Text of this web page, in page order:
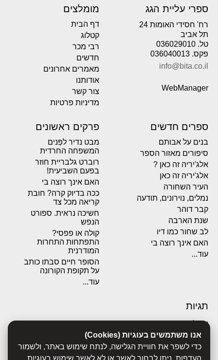
אנו משתמשים בעוגיות (Cookies)
כדי לשפר את חוויית הגלישה, לנתח שימוש באתר, ולשמור
העדפות. ניתן לבחור לאשר או לא לאשר שימוש בעוגיות
ספרי עליית הגג
רח' חסידי האומות 24
תל אביב
טל. 036029010
פקס. 036040013
info@bita.co.il
WebManager
מומלצים
דף הבית
קטלוג
רבי מכר
חדשים
מאמרים אחרונים
אודותנו
צור קשר
מדיניות פרטיות
ספרים חדשים
בנים על אבותם
סיפורים מאזור הספר
אלג'יריה זה כאן ?
אלג'יריה זה כאן
העיר השחורה
נמלים, נוירונים, תודעה
קבר דוהר
שנת הארבה
לב שחור כמו דיו
האם אינך רוצה בי
עוד...
פרקים ראשונים
מבט נדיר לפְּנים
המשפחה החרדית
רוברט גלבריית חוזר
בפעם השביעית!
האם אינך רוצה בי
ככה בדיוק קרה? חובת
קריאה מכל צד
חשיכה נראית. ספורט
הנפש
קולה או פפסי?
התפתחות התחרות
המודרנית
הסופר חיים סבתו כותב
על תקופת הקורונה
עוד...
תגיות
אבולוציה
אכסדרה
אנשים
ביוגרפיות